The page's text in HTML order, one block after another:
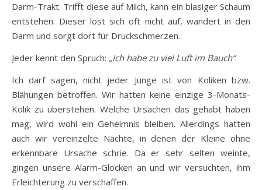
Darm-Trakt. Trifft diese auf Milch, kann ein blasiger Schaum
entstehen. Dieser löst sich oft nicht auf, wandert in den
Darm und sorgt dort für Druckschmerzen.
Jeder kennt den Spruch: „Ich habe zu viel Luft im Bauch“.
Ich darf sagen, nicht jeder Junge ist von Koliken bzw.
Blähungen betroffen. Wir hatten keine einzige 3-Monats-
Kolik zu überstehen. Welche Ursachen das gehabt haben
mag, wird wohl ein Geheimnis bleiben. Allerdings hatten
auch wir vereinzelte Nächte, in denen der Kleine ohne
erkennbare Ursache schrie. Da er sehr selten weinte,
gingen unsere Alarm-Glocken an und wir versuchten, ihm
Erleichterung zu verschaffen.